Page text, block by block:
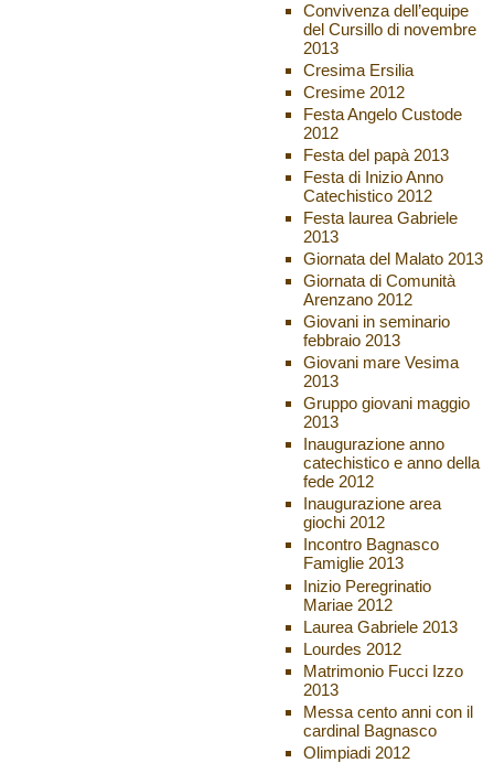
Convivenza dell’equipe
del Cursillo di novembre
2013
Cresima Ersilia
Cresime 2012
Festa Angelo Custode
2012
Festa del papà 2013
Festa di Inizio Anno
Catechistico 2012
Festa laurea Gabriele
2013
Giornata del Malato 2013
Giornata di Comunità
Arenzano 2012
Giovani in seminario
febbraio 2013
Giovani mare Vesima
2013
Gruppo giovani maggio
2013
Inaugurazione anno
catechistico e anno della
fede 2012
Inaugurazione area
giochi 2012
Incontro Bagnasco
Famiglie 2013
Inizio Peregrinatio
Mariae 2012
Laurea Gabriele 2013
Lourdes 2012
Matrimonio Fucci Izzo
2013
Messa cento anni con il
cardinal Bagnasco
Olimpiadi 2012